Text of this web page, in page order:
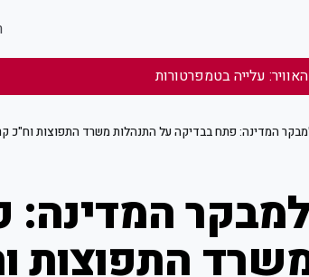
המדינה: פתח בבדיקה על התנהלות משרד התפוצות וח"כ
התפוצות